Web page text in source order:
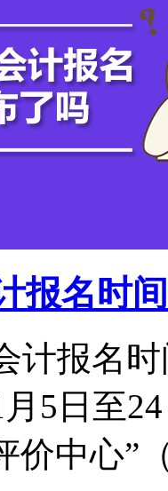
报名时
计报名
5日至
价中心”